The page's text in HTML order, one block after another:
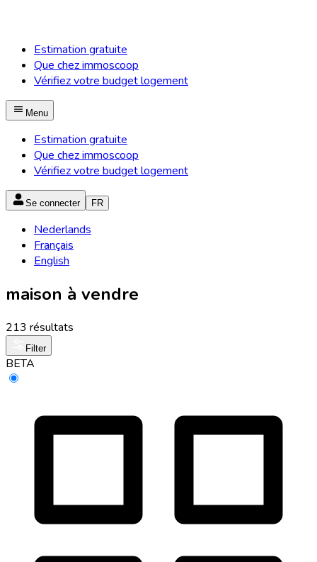
Estimation gratuite
Que chez immoscoop
Vérifiez votre budget logement
Menu
Estimation gratuite
Que chez immoscoop
Vérifiez votre budget logement
Se connecter FR
Nederlands
Français
English
maison à vendre
213 résultats
Filter
BETA